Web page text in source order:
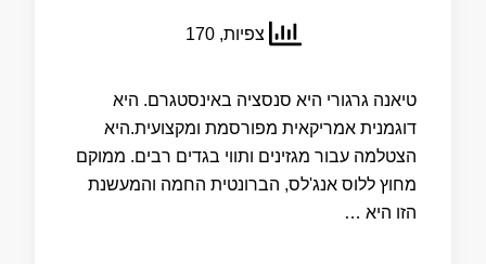
צפיות, 170
טיאנה גרגורי היא סנסציה באינסטגרם. היא
דוגמנית אמריקאית מפורסמת ומקצועית.היא
הצטלמה עבור מגזינים ותווי בגדים רבים. ממוקם
מחוץ ללוס אנג'לס, הברונטית החמה והמעשנת
הזו היא …